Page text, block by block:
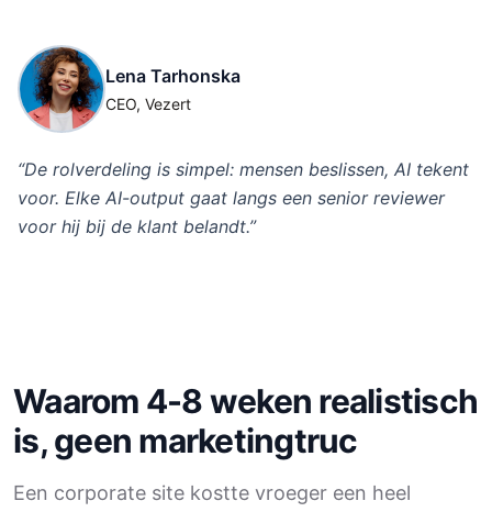
Lena Tarhonska
CEO, Vezert
“De rolverdeling is simpel: mensen beslissen, AI tekent
voor. Elke AI-output gaat langs een senior reviewer
voor hij bij de klant belandt.”
Waarom 4-8 weken realistisch
is, geen marketingtruc
Een corporate site kostte vroeger een heel